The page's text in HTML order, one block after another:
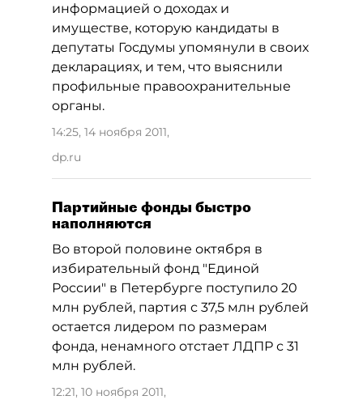
информацией о доходах и
имуществе, которую кандидаты в
депутаты Госдумы упомянули в своих
декларациях, и тем, что выяснили
профильные правоохранительные
органы.
14:25, 14 ноября 2011,
dp.ru
Партийные фонды быстро
наполняются
Во второй половине октября в
избирательный фонд "Единой
России" в Петербурге поступило 20
млн рублей, партия с 37,5 млн рублей
остается лидером по размерам
фонда, ненамного отстает ЛДПР с 31
млн рублей.
12:21, 10 ноября 2011,